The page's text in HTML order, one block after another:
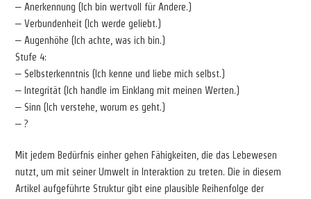
– Anerkennung (Ich bin wertvoll für Andere.)
– Verbundenheit (Ich werde geliebt.)
– Augenhöhe (Ich achte, was ich bin.)
Stufe 4:
– Selbsterkenntnis (Ich kenne und liebe mich selbst.)
– Integrität (Ich handle im Einklang mit meinen Werten.)
– Sinn (Ich verstehe, worum es geht.)
– ?
Mit jedem Bedürfnis einher gehen Fähigkeiten, die das Lebewesen
nutzt, um mit seiner Umwelt in Interaktion zu treten. Die in diesem
Artikel aufgeführte Struktur gibt eine plausible Reihenfolge der